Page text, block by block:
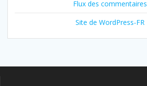
Flux des commentaires
Site de WordPress-FR